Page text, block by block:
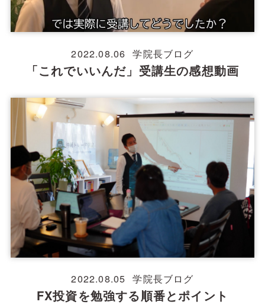
2022.08.06 学院長ブログ
「これでいいんだ」受講生の感想動画
2022.08.05 学院長ブログ
FX投資を勉強する順番とポイント